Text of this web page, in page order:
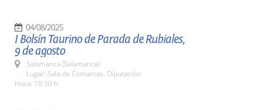
04/08/2025
I Bolsín Taurino de Parada de Rubiales,
9 de agosto
Salamanca (Salamanca)
Lugar: Sala de Comarcas. Diputación
Hora: 10:30 h.